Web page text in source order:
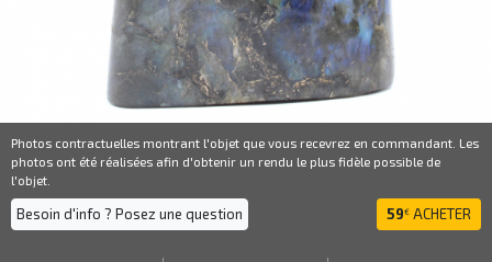
Photos contractuelles montrant l'objet que vous recevrez en commandant. Les
photos ont été réalisées afin d'obtenir un rendu le plus fidèle possible de
l'objet.
Besoin d'info ? Posez une question 59€ ACHETER